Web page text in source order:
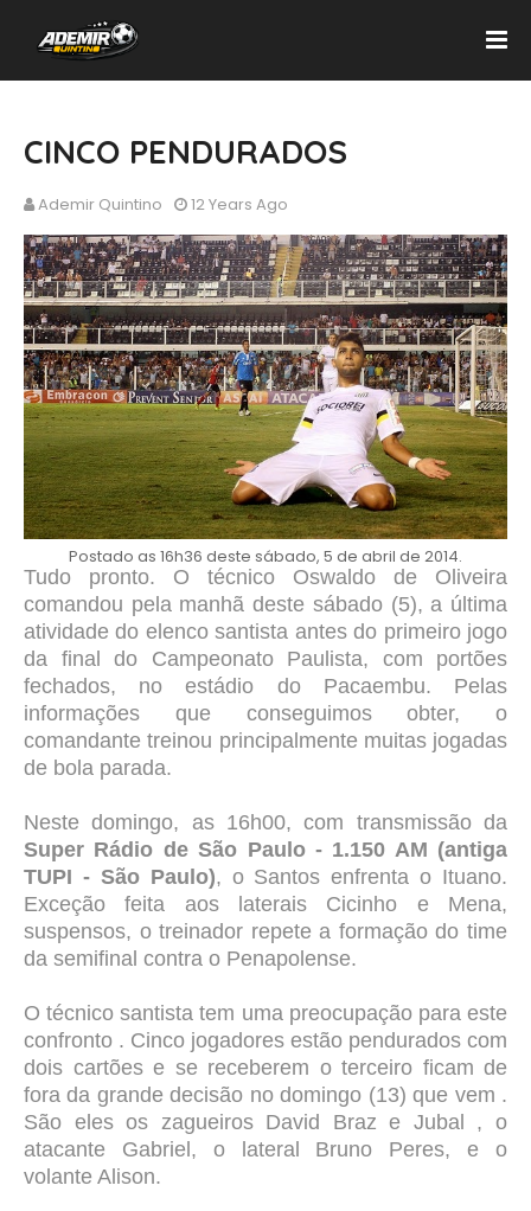
CINCO PENDURADOS
Ademir Quintino 12 Years Ago
Postado as 16h36 deste sábado, 5 de abril de 2014.
Tudo pronto. O técnico Oswaldo de Oliveira
comandou pela manhã deste sábado (5), a última
atividade do elenco santista antes do primeiro jogo
da final do Campeonato Paulista, com portões
fechados, no estádio do Pacaembu. Pelas
informações que conseguimos obter, o
comandante treinou principalmente muitas jogadas
de bola parada.
Neste domingo, as 16h00, com transmissão da
Super Rádio de São Paulo - 1.150 AM (antiga
TUPI - São Paulo), o Santos enfrenta o Ituano.
Exceção feita aos laterais Cicinho e Mena,
suspensos, o treinador repete a formação do time
da semifinal contra o Penapolense.
O técnico santista tem uma preocupação para este
confronto . Cinco jogadores estão pendurados com
dois cartões e se receberem o terceiro ficam de
fora da grande decisão no domingo (13) que vem .
São eles os zagueiros David Braz e Jubal , o
atacante Gabriel, o lateral Bruno Peres, e o
volante Alison.